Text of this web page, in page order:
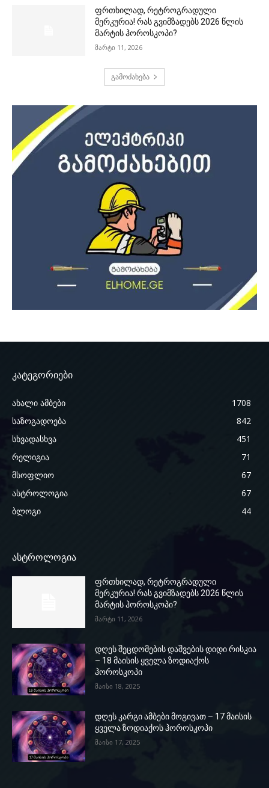
ფრთხილად, რეტროგრადული
მერკურია! რას გვიმზადებს 2026 წლის
მარტის ჰოროსკოპი?
მარტი 11, 2026
გამოძახება
კატეგორიები
ახალი ამბები
1708
საზოგადოება
842
სხვადასხვა
451
რელიგია
71
მსოფლიო
67
ასტროლოგია
67
ბლოგი
44
ასტროლოგია
ფრთხილად, რეტროგრადული
მერკურია! რას გვიმზადებს 2026 წლის
მარტის ჰოროსკოპი?
მარტი 11, 2026
დღეს შეცდომების დაშვების დიდი რისკია
– 18 მაისის ყველა ზოდიაქოს
ჰოროსკოპი
მაისი 18, 2025
დღეს კარგი ამბები მოგივათ – 17 მაისის
ყველა ზოდიაქოს ჰოროსკოპი
მაისი 17, 2025